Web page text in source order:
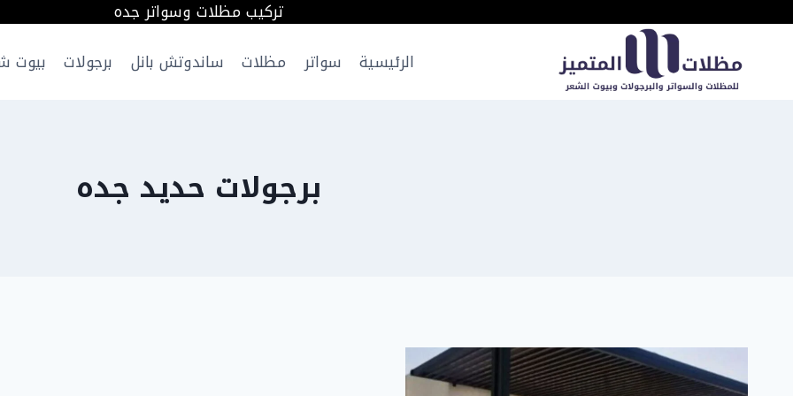
المحتوى
تركيب مظلات وسواتر جده
الرئيسية
سواتر مظلات ساندوتش بانل برجولات بيوت
برجولات حديد جده